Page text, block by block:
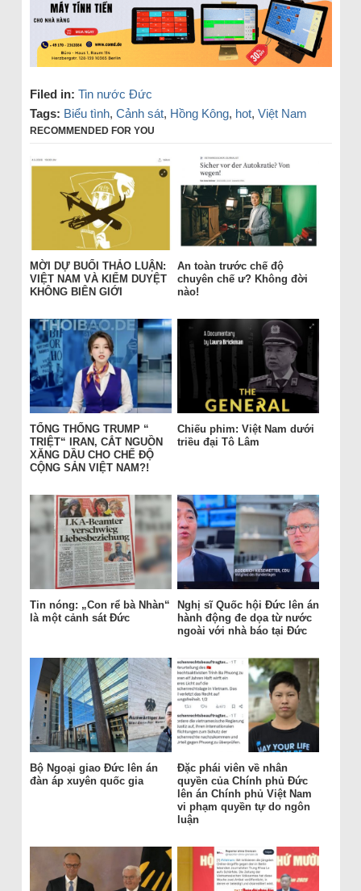
Filed in: Tin nước Đức
Tags: Biểu tình, Cảnh sát, Hồng Kông, hot, Việt Nam
RECOMMENDED FOR YOU
MỜI DỰ BUỔI THẢO LUẬN:
VIỆT NAM VÀ KIỂM DUYỆT
KHÔNG BIÊN GIỚI
An toàn trước chế độ
chuyên chế ư? Không đời
nào!
TỔNG THỐNG TRUMP “
TRIỆT“ IRAN, CẮT NGUỒN
XĂNG DẦU CHO CHẾ ĐỘ
CỘNG SẢN VIỆT NAM?!
Chiếu phim: Việt Nam dưới
triều đại Tô Lâm
Tin nóng: „Con rể bà Nhàn“
là một cảnh sát Đức
Nghị sĩ Quốc hội Đức lên án
hành động đe dọa từ nước
ngoài với nhà báo tại Đức
Bộ Ngoại giao Đức lên án
đàn áp xuyên quốc gia
Đặc phái viên về nhân
quyền của Chính phủ Đức
lên án Chính phủ Việt Nam
vi phạm quyền tự do ngôn
luận